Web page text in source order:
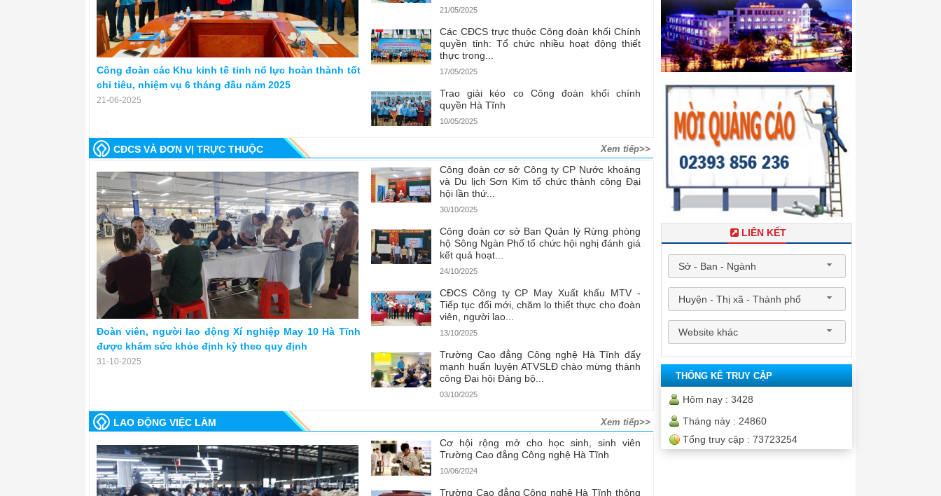
Công đoàn các Khu kinh tế tỉnh nổ lực hoàn thành tốt
chỉ tiêu, nhiệm vụ 6 tháng đầu năm 2025
21-06-2025
21/05/2025
Các CĐCS trực thuộc Công đoàn khối Chính
quyền tỉnh: Tổ chức nhiều hoạt động thiết
thực trong...
17/05/2025
Trao giải kéo co Công đoàn khối chính
quyền Hà Tĩnh
10/05/2025
CĐCS VÀ ĐƠN VỊ TRỰC THUỘC Xem tiếp>>
Đoàn viên, người lao động Xí nghiệp May 10 Hà Tĩnh
được khám sức khỏe định kỳ theo quy định
31-10-2025
Công đoàn cơ sở Công ty CP Nước khoáng
và Du lịch Sơn Kim tổ chức thành công Đại
hội lần thứ...
30/10/2025
Công đoàn cơ sở Ban Quản lý Rừng phòng
hộ Sông Ngàn Phố tổ chức hội nghị đánh giá
kết quả hoạt...
24/10/2025
CĐCS Công ty CP May Xuất khẩu MTV -
Tiếp tục đổi mới, chăm lo thiết thực cho đoàn
viên, người lao...
13/10/2025
Trường Cao đẳng Công nghệ Hà Tĩnh đẩy
mạnh huấn luyện ATVSLĐ chào mừng thành
công Đại hội Đảng bộ...
03/10/2025
LAO ĐỘNG VIỆC LÀM Xem tiếp>>
Cơ hội rộng mở cho học sinh, sinh viên
Trường Cao đẳng Công nghệ Hà Tĩnh
10/06/2024
Trường Cao đẳng Công nghệ Hà Tĩnh thông
LIÊN KẾT
Sở - Ban - Ngành
Huyện - Thị xã - Thành phố
Website khác
THỐNG KÊ TRUY CẬP
Hôm nay : 3428
Tháng này : 24860
Tổng truy cập : 73723254